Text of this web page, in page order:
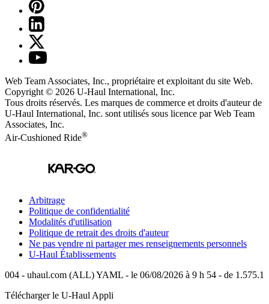
Web Team Associates, Inc., propriétaire et exploitant du site Web.
Copyright © 2026 U-Haul International, Inc.
Tous droits réservés. Les marques de commerce et droits d'auteur de
U-Haul International, Inc. sont utilisés sous licence par Web Team
Associates, Inc.
Air-Cushioned Ride®
Arbitrage
Politique de confidentialité
Modalités d'utilisation
Politique de retrait des droits d'auteur
Ne pas vendre ni partager mes renseignements personnels
U-Haul Établissements
004 - uhaul.com (ALL) YAML - le 06/08/2026 à 9 h 54 - de 1.575.1
Télécharger le U-Haul Appli